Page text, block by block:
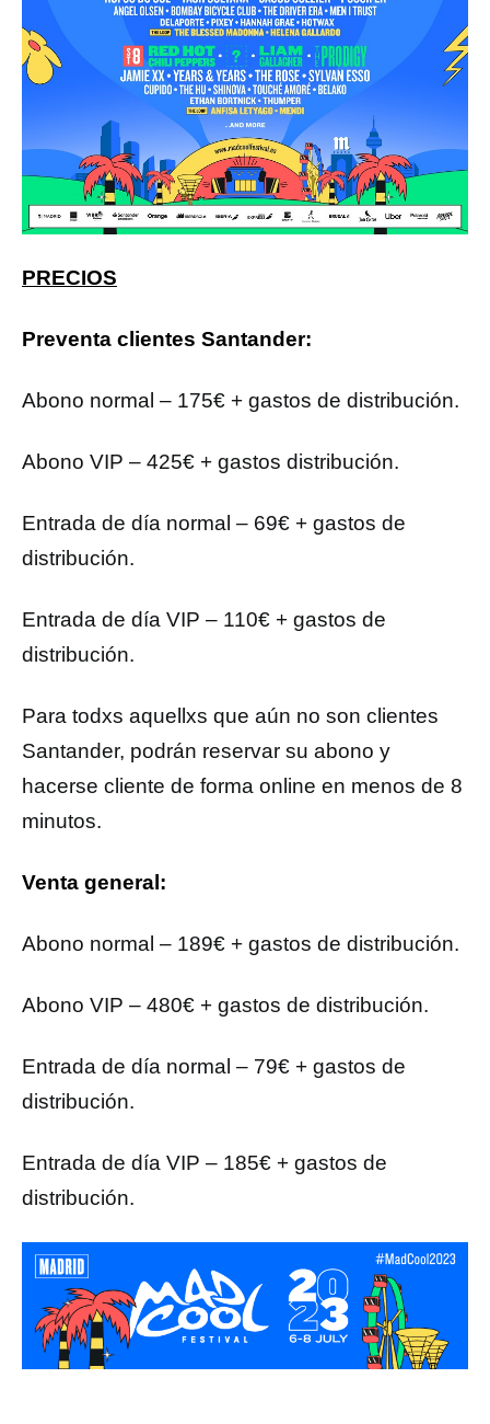
PRECIOS
Preventa clientes Santander:
Abono normal – 175€ + gastos de distribución.
Abono VIP – 425€ + gastos distribución.
Entrada de día normal – 69€ + gastos de
distribución.
Entrada de día VIP – 110€ + gastos de
distribución.
Para todxs aquellxs que aún no son clientes
Santander, podrán reservar su abono y
hacerse cliente de forma online en menos de 8
minutos.
Venta general:
Abono normal – 189€ + gastos de distribución.
Abono VIP – 480€ + gastos de distribución.
Entrada de día normal – 79€ + gastos de
distribución.
Entrada de día VIP – 185€ + gastos de
distribución.